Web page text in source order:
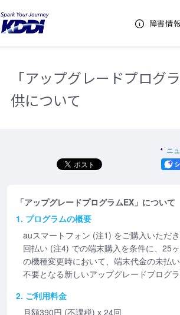
障害情
メニュー
KDDIホーム
グレードプログラムEX」の提供について
「アッ
EX」の提供について
「アップグレードプログ
供について
ニ
「アップグレードプログラムEX」について
1. プログラムの概要
auスマートフォン (注1) をご購入いただ
回払い (注4) での端末購入を条件に、25
の機種変更時において、端末代金の未払
不要となる新しいアップグレードプログラ
2. ご利用料金
月額390円 (不課税) x 24回